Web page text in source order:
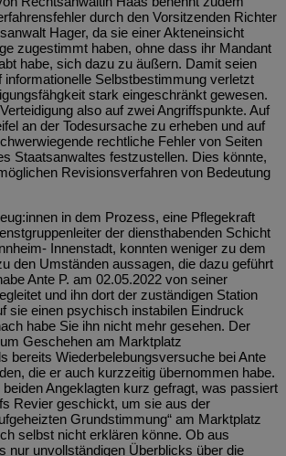
durch den Vorsitzenden Richter
Hager, da sie einer Akteneinsicht
zugestimmt haben, ohne dass ihr Mandant
habe, sich dazu zu äußern. Damit seien
informationelle Selbstbestimmung verletzt
stark eingeschränkt gewesen.
also auf zwei Angriffspunkte. Auf
an der Todesursache zu erheben und auf
rechtliche Fehler von Seiten
Staatsanwaltes festzustellen. Dies könnte,
Revisionsverfahren von Bedeutung
in dem Prozess, eine Pflegekraft
der diensthabenden Schicht
Innenstadt, konnten weniger zu dem
den Umständen aussagen, die dazu geführt
Ante P. am 02.05.2022 von seiner
und ihn dort der zuständigen Station
sie einen psychisch instabilen Eindruck
habe Sie ihn nicht mehr gesehen. Der
Geschehen am Marktplatz
bereits Wiederbelebungsversuche bei Ante
die er auch kurzzeitig übernommen habe.
Angeklagten kurz gefragt, was passiert
Revier geschickt, um sie aus der
Grundstimmung“ am Marktplatz
selbst nicht erklären könne. Ob aus
nur unvollständigen Überblicks über die